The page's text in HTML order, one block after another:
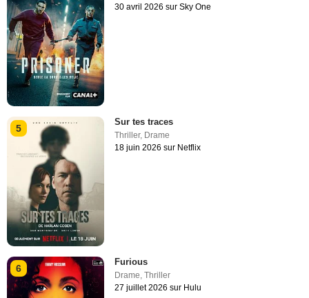
30 avril 2026 sur Sky One
5
Sur tes traces
Thriller, Drame
18 juin 2026 sur Netflix
6
Furious
Drame,Thriller
27 juillet 2026 sur Hulu